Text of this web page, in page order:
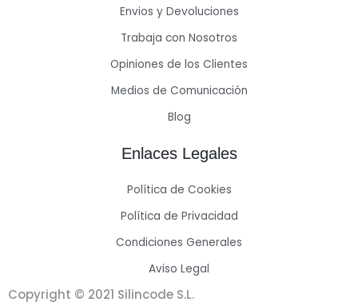
Envios y Devoluciones
Trabaja con Nosotros
Opiniones de los Clientes
Medios de Comunicación
Blog
Enlaces Legales
Política de Cookies
Política de Privacidad
Condiciones Generales
Aviso Legal
Copyright © 2021 Silincode S.L.